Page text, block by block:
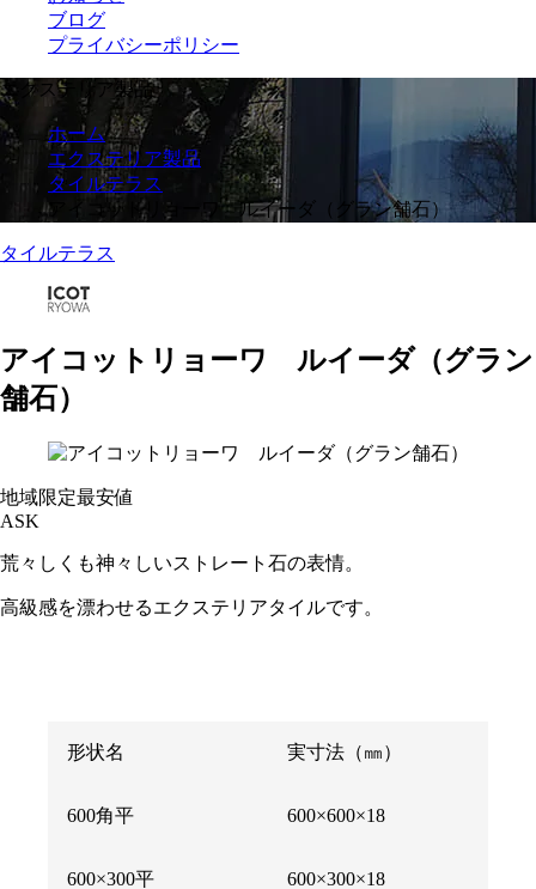
ブログ
プライバシーポリシー
エクステリア製品
ホーム
エクステリア製品
タイルテラス
アイコットリョーワ ルイーダ（グラン舗石）
タイルテラス
アイコットリョーワ ルイーダ（グラン
舗石）
地域限定最安値
ASK
荒々しくも神々しいストレート石の表情。
高級感を漂わせるエクステリアタイルです。
形状名 実寸法（㎜）
600角平 600×600×18
600×300平 600×300×18